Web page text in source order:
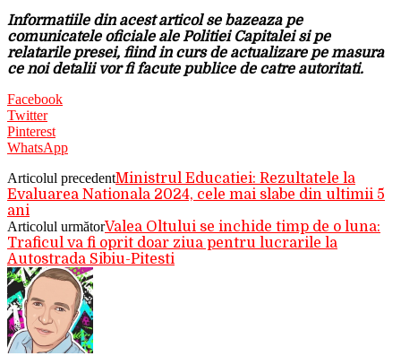
Informatiile din acest articol se bazeaza pe
comunicatele oficiale ale Politiei Capitalei si pe
relatarile presei, fiind in curs de actualizare pe masura
ce noi detalii vor fi facute publice de catre autoritati.
Facebook
Twitter
Pinterest
WhatsApp
Articolul precedentMinistrul Educatiei: Rezultatele la
Evaluarea Nationala 2024, cele mai slabe din ultimii 5
ani
Articolul următorValea Oltului se inchide timp de o luna:
Traficul va fi oprit doar ziua pentru lucrarile la
Autostrada Sibiu-Pitesti